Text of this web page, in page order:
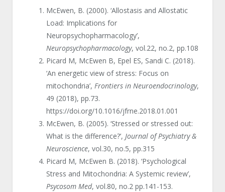
McEwen, B. (2000). ‘Allostasis and Allostatic
Load: Implications for
Neuropsychopharmacology’,
Neuropsychopharmacology, vol.22, no.2, pp.108
Picard M, McEwen B, Epel ES, Sandi C. (2018).
‘An energetic view of stress: Focus on
mitochondria’, Frontiers in Neuroendocrinology,
49 (2018), pp.73.
https://doi.org/10.1016/jfrne.2018.01.001
McEwen, B. (2005). ‘Stressed or stressed out:
What is the difference?’, Journal of Psychiatry &
Neuroscience, vol.30, no.5, pp.315
Picard M, McEwen B. (2018). ‘Psychological
Stress and Mitochondria: A Systemic review’,
Psycosom Med, vol.80, no.2 pp.141-153.